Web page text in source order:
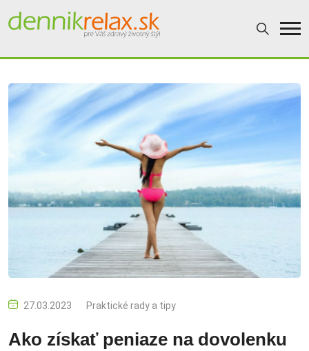
27.03.2023 Praktické rady a tipy
Ako získať peniaze na dovolenku